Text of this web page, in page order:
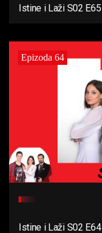
Istine i Laži S02 E65
Epizoda 64
Istine i Laži S02 E64